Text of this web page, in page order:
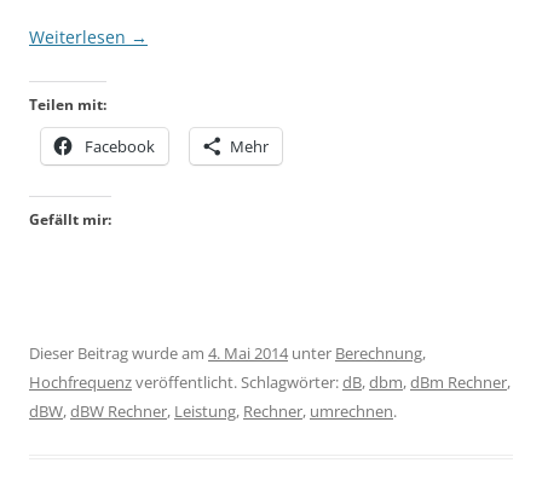
Weiterlesen →
Teilen mit:
Facebook Mehr
Gefällt mir:
Dieser Beitrag wurde am 4. Mai 2014unter Berechnung,
Hochfrequenzveröffentlicht. Schlagwörter:dB,dbm,dBm Rechner,
dBW,dBW Rechner, Leistung, Rechner, umrechnen.